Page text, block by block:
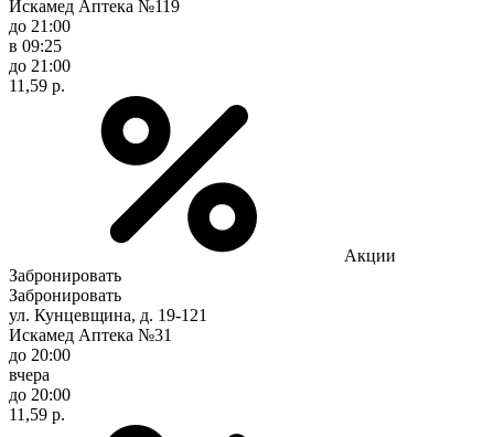
Искамед Аптека №119
до 21:00
в 09:25
до 21:00
11,59 р.
Акции
Забронировать
Забронировать
ул. Кунцевщина, д. 19-121
Искамед Аптека №31
до 20:00
вчера
до 20:00
11,59 р.